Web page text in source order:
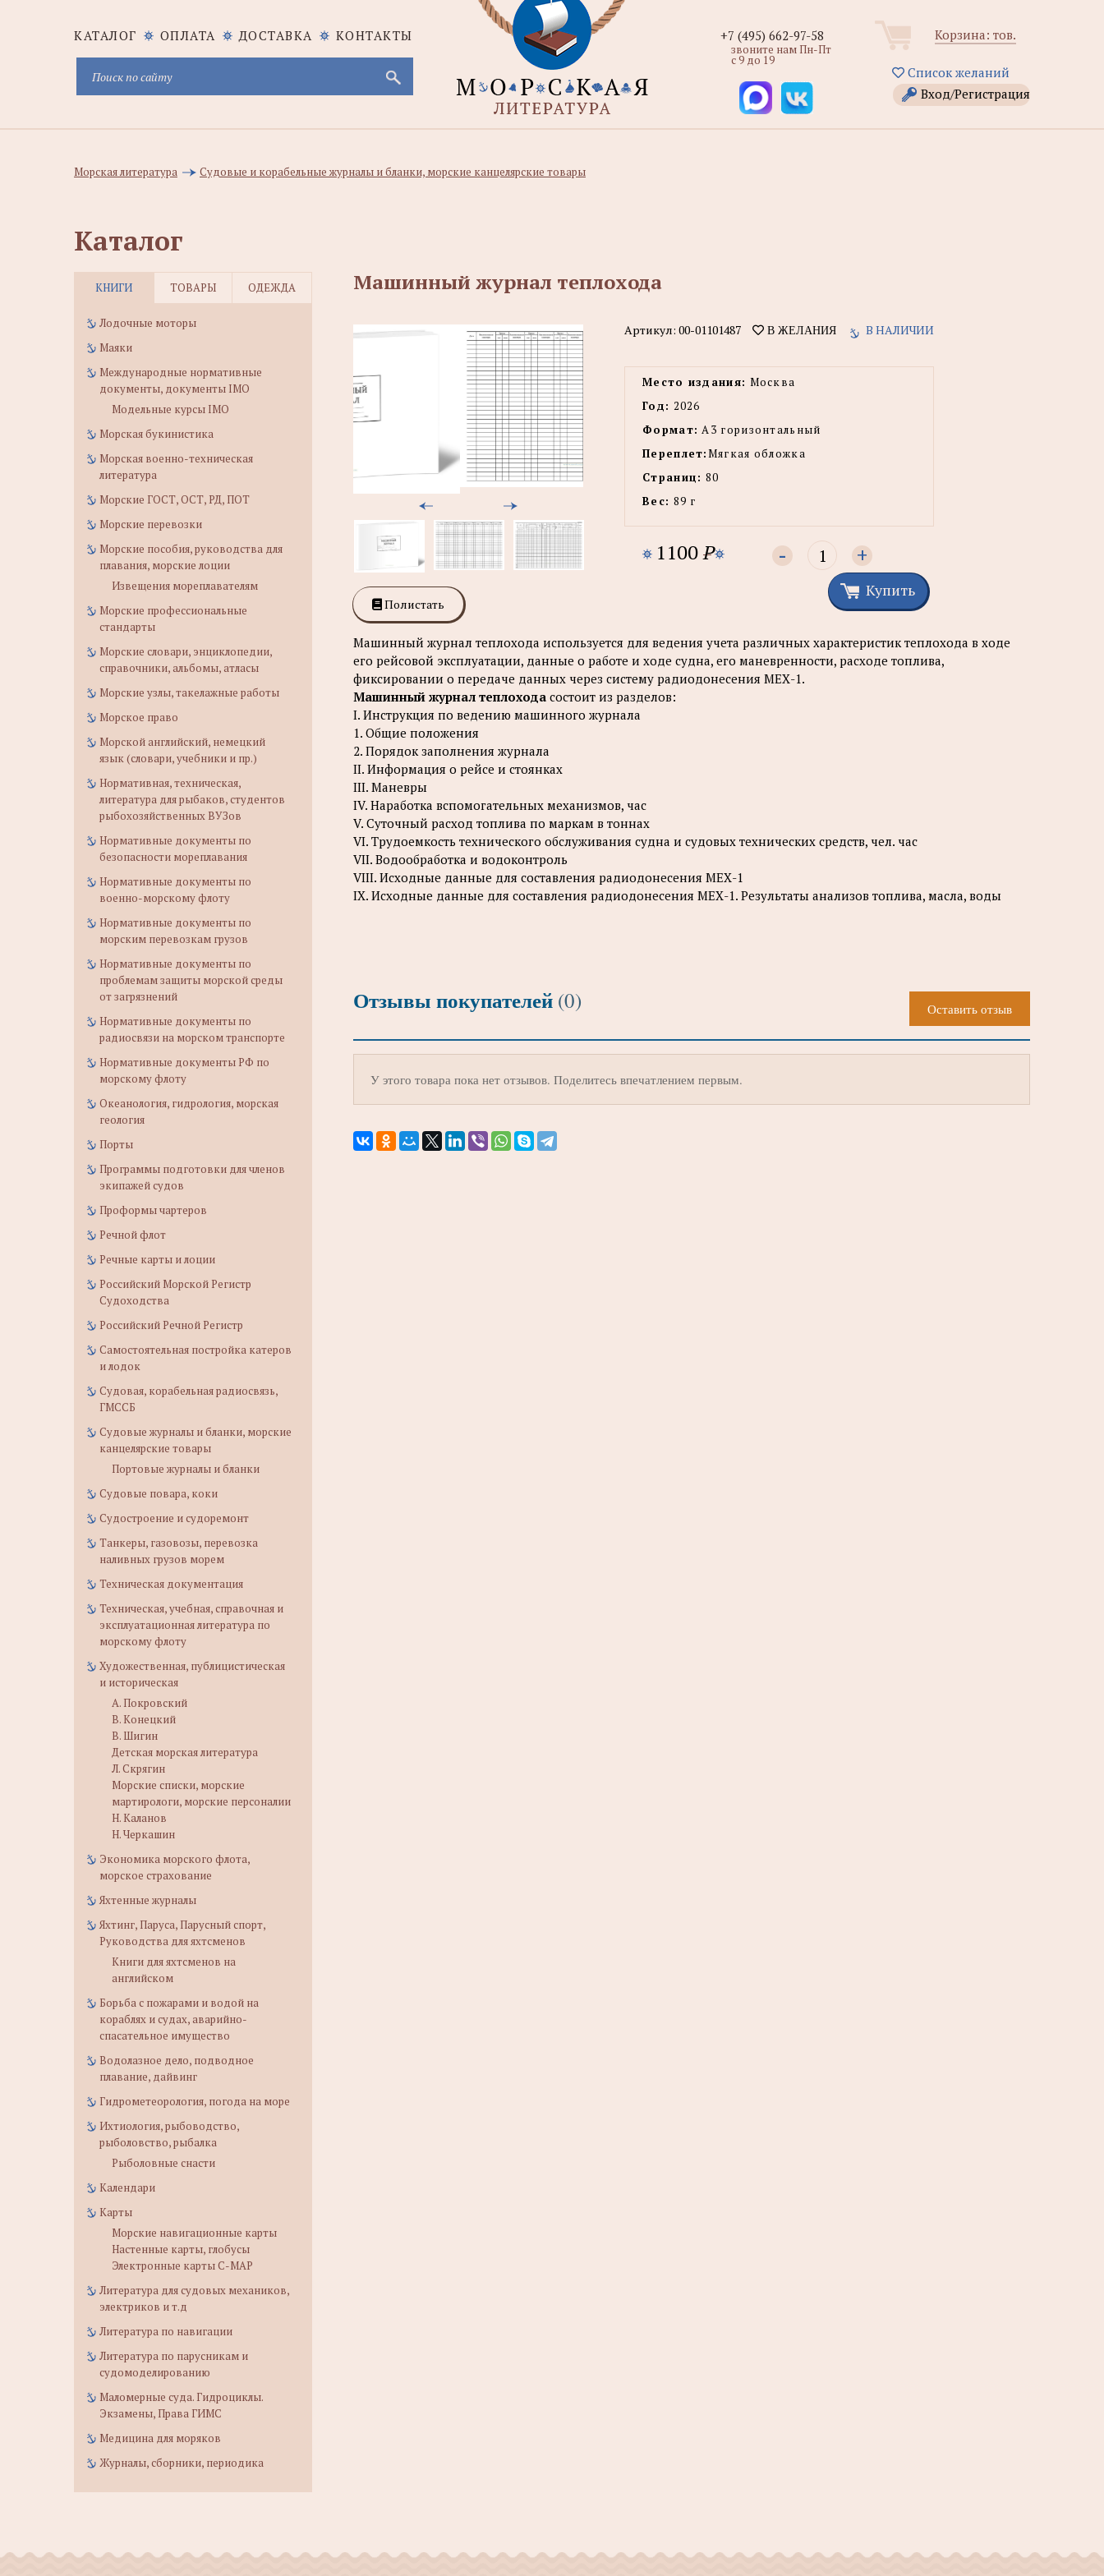
КАТАЛОГ ОПЛАТА ДОСТАВКА КОНТАКТЫ Корзина: тов.
Список желаний
Вход/Регистрация
+7 (495) 662-97-58
звоните нам Пн-Пт
с 9 до 19
Морская литература Судовые и корабельные журналы и бланки, морские канцелярские товары
Каталог
КНИГИ ТОВАРЫ ОДЕЖДА
Лодочные моторы
Маяки
Международные нормативные
документы, документы IMO
Модельные курсы IMO
Морская букинистика
Морская военно-техническая
литература
Морские ГОСТ, ОСТ, РД, ПОТ
Морские перевозки
Морские пособия, руководства для
плавания, морские лоции
Извещения мореплавателям
Морские профессиональные
стандарты
Морские словари, энциклопедии,
справочники, альбомы, атласы
Морские узлы, такелажные работы
Морское право
Морской английский, немецкий
язык (словари, учебники и пр.)
Нормативная, техническая,
литература для рыбаков, студентов
рыбохозяйственных ВУЗов
Нормативные документы по
безопасности мореплавания
Нормативные документы по
военно-морскому флоту
Нормативные документы по
морским перевозкам грузов
Нормативные документы по
проблемам защиты морской среды
от загрязнений
Нормативные документы по
радиосвязи на морском транспорте
Нормативные документы РФ по
морскому флоту
Океанология, гидрология, морская
геология
Порты
Программы подготовки для членов
экипажей судов
Проформы чартеров
Речной флот
Речные карты и лоции
Российский Морской Регистр
Судоходства
Российский Речной Регистр
Самостоятельная постройка катеров
и лодок
Судовая, корабельная радиосвязь,
ГМССБ
Судовые журналы и бланки, морские
канцелярские товары
Портовые журналы и бланки
Судовые повара, коки
Судостроение и судоремонт
Танкеры, газовозы, перевозка
наливных грузов морем
Техническая документация
Техническая, учебная, справочная и
эксплуатационная литература по
морскому флоту
Художественная, публицистическая
и историческая
А. Покровский
В. Конецкий
В. Шигин
Детская морская литература
Л. Скрягин
Морские списки, морские
мартирологи, морские персоналии
Н. Каланов
Н. Черкашин
Экономика морского флота,
морское страхование
Яхтенные журналы
Яхтинг, Паруса, Парусный спорт,
Руководства для яхтсменов
Книги для яхтсменов на
английском
Борьба с пожарами и водой на
кораблях и судах, аварийно-
спасательное имущество
Водолазное дело, подводное
плавание, дайвинг
Гидрометеорология, погода на море
Ихтиология, рыбоводство,
рыболовство, рыбалка
Рыболовные снасти
Календари
Карты
Морские навигационные карты
Настенные карты, глобусы
Электронные карты C-MAP
Литература для судовых механиков,
электриков и т.д
Литература по навигации
Литература по парусникам и
судомоделированию
Маломерные суда. Гидроциклы.
Экзамены, Права ГИМС
Медицина для моряков
Журналы, сборники, периодика
Машинный журнал теплохода
Полистать
Артикул: 00-01101487 В ЖЕЛАНИЯ В НАЛИЧИИ
Место издания: Москва
Год: 2026
Формат: А3 горизонтальный
Переплет:Мягкая обложка
Страниц: 80
Вес: 89 г
1100P - +
Купить
Машинный журнал теплохода используется для ведения учета различных характеристик теплохода в ходе
его рейсовой эксплуатации, данные о работе и ходе судна, его маневренности, расходе топлива,
фиксировании о передаче данных через систему радиодонесения МЕХ-1.
Машинный журнал теплохода состоит из разделов:
I. Инструкция по ведению машинного журнала
1. Общие положения
2. Порядок заполнения журнала
II. Информация о рейсе и стоянках
III. Маневры
IV. Наработка вспомогательных механизмов, час
V. Суточный расход топлива по маркам в тоннах
VI. Трудоемкость технического обслуживания судна и судовых технических средств, чел. час
VII. Водообработка и водоконтроль
VIII. Исходные данные для составления радиодонесения МЕХ-1
IX. Исходные данные для составления радиодонесения МЕХ-1. Результаты анализов топлива, масла, воды
Отзывы покупателей (0) Оставить отзыв
У этого товара пока нет отзывов. Поделитесь впечатлением первым.